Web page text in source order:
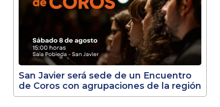
San Javier será sede de un Encuentro
de Coros con agrupaciones de la región